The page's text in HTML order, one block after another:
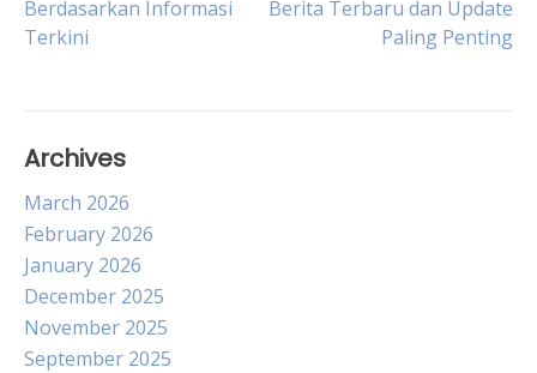
navigation
Berdasarkan Informasi
Terkini
Berita Terbaru dan Update
Paling Penting
Archives
March 2026
February 2026
January 2026
December 2025
November 2025
September 2025